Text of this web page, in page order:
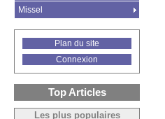
Missel
Plan du site
Connexion
Top Articles
Les plus populaires